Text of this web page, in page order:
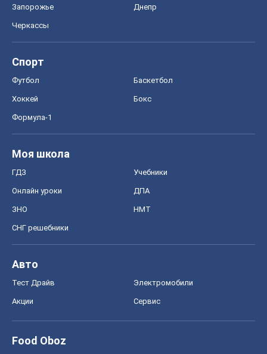
Запорожье Днепр
Черкассы
Спорт
Футбол Баскетбол
Хоккей Бокс
Формула-1
Моя школа
ГДЗ Учебники
Онлайн уроки ДПА
ЗНО НМТ
СНГ решебники
Авто
Тест Драйв Электромобили
Акции Сервис
Food Oboz